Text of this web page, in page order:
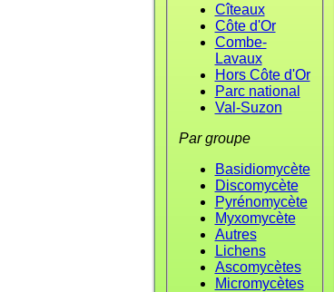
Cîteaux
Côte d'Or
Combe-
Lavaux
Hors Côte d'Or
Parc national
Val-Suzon
Par groupe
Basidiomycète
Discomycète
Pyrénomycète
Myxomycète
Autres
Lichens
Ascomycètes
Micromycètes